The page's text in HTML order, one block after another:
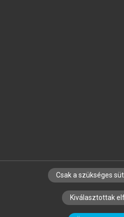
SZERZŐKNEK CÉGEKNEK
SZERKESZTÉSI ÉS
Csak a szükséges
Kiválasztottak